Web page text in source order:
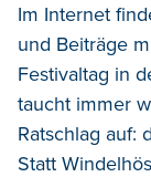
Im Internet
und Beiträge
Festivaltag in
taucht immer
Ratschlag auf:
Statt